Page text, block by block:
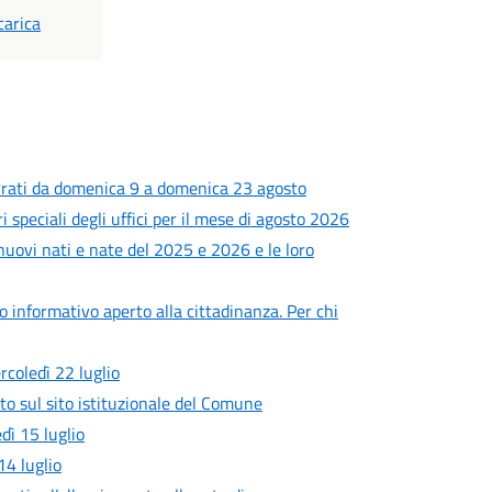
da domenica 9 a domenica 23 agosto
degli uffici per il mese di agosto 2026
nati e nate del 2025 e 2026 e le loro
informativo aperto alla cittadinanza. Per chi
22 luglio
sul sito istituzionale del Comune
15 luglio
luglio